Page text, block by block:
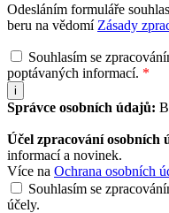
Odesláním formuláře
beru na vědomí Zásady
Souhlasím se
poptávaných informací. *
i
Správce osobních údajů:
Účel zpracování osobních
informací a novinek.
Více na Ochrana osobních
Souhlasím se
účely.